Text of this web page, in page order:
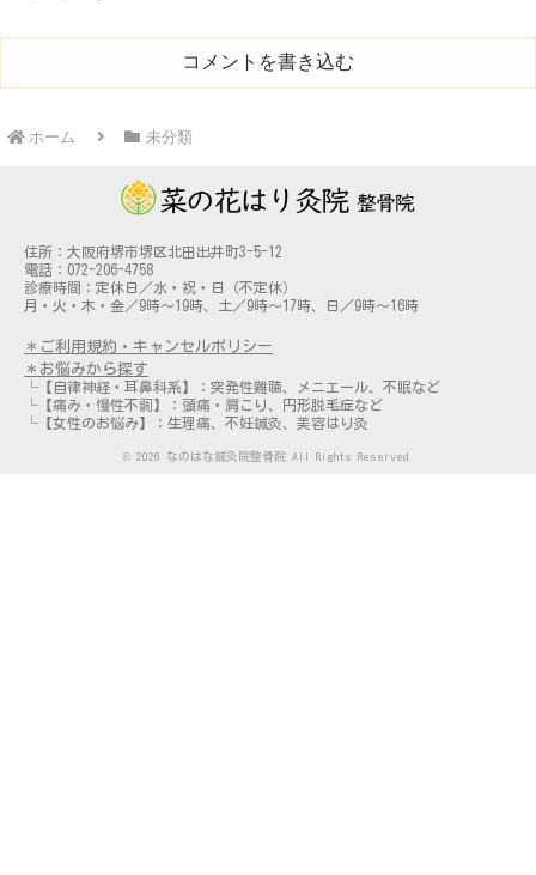
コメントを書き込む
ホーム 未分類
住所：大阪府堺市堺区北田出井町3-5-12
電話：072-206-4758
診療時間：定休日／水・祝・日（不定休）
月・火・木・金／9時～19時、土／9時～17時、日／9時～16時
＊ご利用規約・キャンセルポリシー
＊お悩みから探す
└【自律神経・耳鼻科系】：突発性難聴、メニエール、不眠など
└【痛み・慢性不調】：頭痛・肩こり、円形脱毛症など
└【女性のお悩み】：生理痛、不妊鍼灸、美容はり灸
© 2026 なのはな鍼灸院整骨院 All Rights Reserved.